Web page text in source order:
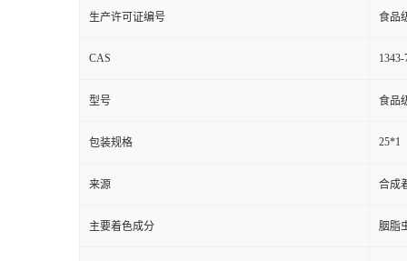
生产许可证编号 食品
CAS 1343-
型号 食品
包装规格 25*1
来源 合成
主要着色成分 胭脂